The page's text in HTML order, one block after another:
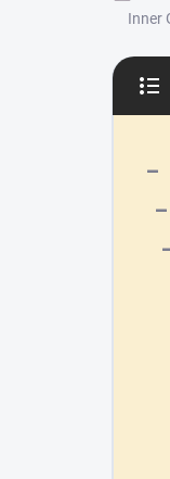
Inner
P
s